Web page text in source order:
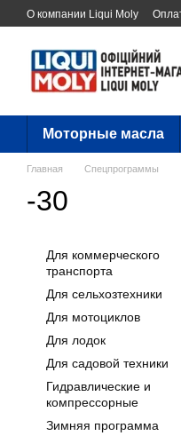
Перейти к основному
О компании Liqui Moly
Моторные масла
Главная Спецпрограммы
-30
Для коммерческого
транспорта
Для сельхозтехники
Для мотоциклов
Для лодок
Для садовой техники
Гидравлические и
компрессорные
Зимняя программа